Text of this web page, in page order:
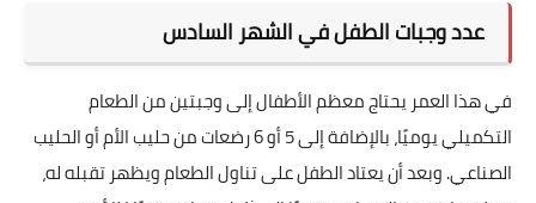
عدد وجبات الطفل في الشهر السادس
في هذا العمر يحتاج معظم الأطفال إلى وجبتين من الطعام
التكميلي يوميًا، بالإضافة إلى 5 أو 6 رضعات من حليب الأم أو الحليب
الصناعي. وبعد أن يعتاد الطفل على تناول الطعام ويظهر تقبله له،